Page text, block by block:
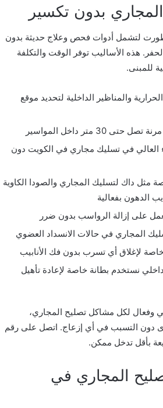
بدون تكسير
لتشمل أدوات فحص وعلاج حديثة بدون
هذه الأساليب توفر الوقت والتكلفة
للمبنى.
والمناظير الداخلية لتحديد موقع
30 متر داخل المواسير
العالي في تسليك مجاري في الكويت دون
مثل داك لتسليك المجاري والصودا الكاوية
الدهون بفعالية
على إزالة الرواسب بدون ضرر
المجاري في حالات الانسداد العضوي
لإغلاق أي تسرب بدون فك الأنابيب
نستخدم بطانة خاصة لإعادة تأهيل
وفعال لكل مشاكل تصليح المجاري،
دون التسبب في أي إزعاج. اتصل على رقم
بأقل تدخل ممكن.
المجاري في